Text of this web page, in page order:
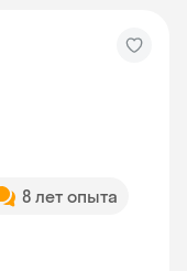
8 лет опыта